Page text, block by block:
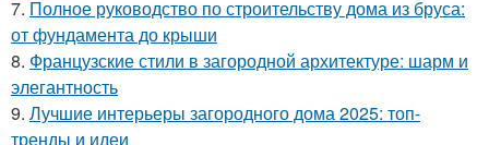
7. Полное руководство по строительству дома из бруса:
от фундамента до крыши
8. Французские стили в загородной архитектуре: шарм и
элегантность
9. Лучшие интерьеры загородного дома 2025: топ-
тренды и идеи